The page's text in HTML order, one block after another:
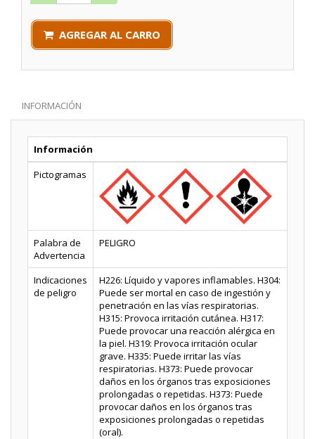
AGREGAR AL CARRO
INFORMACIÓN
Información
Pictogramas
Palabra de
Advertencia
PELIGRO
Indicaciones
de peligro
H226: Líquido y vapores inflamables. H304:
Puede ser mortal en caso de ingestión y
penetración en las vías respiratorias.
H315: Provoca irritación cutánea. H317:
Puede provocar una reacción alérgica en
la piel. H319: Provoca irritación ocular
grave. H335: Puede irritar las vías
respiratorias. H373: Puede provocar
daños en los órganos tras exposiciones
prolongadas o repetidas. H373: Puede
provocar daños en los órganos tras
exposiciones prolongadas o repetidas
(oral).